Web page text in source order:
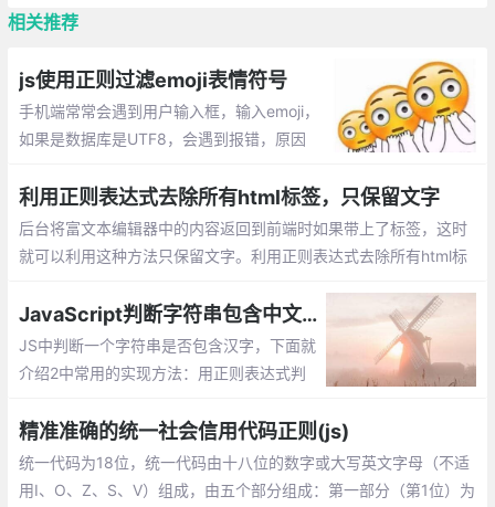
相关推荐
js使用正则过滤emoji表情符号
手机端常常会遇到用户输入框，输入emoji，
如果是数据库是UTF8，会遇到报错，原因
字节。Emoji表情是4个字节，而Mysql的utf
8编码最多3个字节，所以数据插不进去。
利用正则表达式去除所有html标签，只保留文字
后台将富文本编辑器中的内容返回到前端时如果带上了标签，这时
就可以利用这种方法只保留文字。利用正则表达式去除所有html标
JavaScript判断字符串包含中文字符的方法总结
JS中判断一个字符串是否包含汉字，下面就
介绍2中常用的实现方法：用正则表达式判
精准准确的统一社会信用代码正则(js)
统一代码为18位，统一代码由十八位的数字或大写英文字母（不适
用I、O、Z、S、V）组成，由五个部分组成：第一部分（第1位）为